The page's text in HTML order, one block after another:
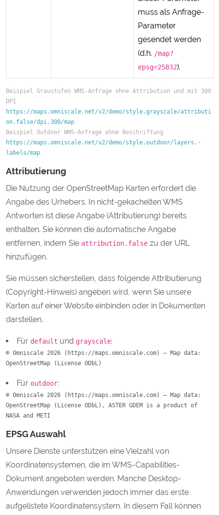
muss als Anfrage-
Parameter
gesendet werden
(d.h. /map?
epsg=25832).
Beispiel Graustufen WMS-Anfrage ohne Attribution und mit 300
DPI
https://maps.omniscale.net/v2/demo/style.grayscale/attributi
on.false/dpi.300/map
Beispiel Outdoor WMS-Anfrage ohne Beschriftung
https://maps.omniscale.net/v2/demo/style.outdoor/layers.-
labels/map
Attributierung
Die Nutzung der OpenStreetMap Karten erfordert die
Angabe des Urhebers. In nicht-gekachelten WMS
Antworten ist diese Angabe (Attributierung) bereits
enthalten. Sie können die automatische Angabe
entfernen, indem Sie attribution.false zu der URL
hinzufügen.
Sie müssen sicherstellen, dass folgende Attributierung
(Copyright-Hinweis) angeben wird, wenn Sie unsere
Karten auf einer Website einbinden oder in Dokumenten
darstellen.
Für default und grayscale:
© Omniscale 2026 (https://maps.omniscale.com) – Map data:
OpenStreetMap (License ODbL)
Für outdoor:
© Omniscale 2026 (https://maps.omniscale.com) – Map data:
OpenStreetMap (License ODbL), ASTER GDEM is a product of
NASA and METI
EPSG Auswahl
Unsere Dienste unterstützen eine Vielzahl von
Koordinatensystemen, die im WMS-Capabilities-
Dokument angeboten werden. Manche Desktop-
Anwendungen verwenden jedoch immer das erste
aufgelistete Koordinatensystem. In diesem Fall können